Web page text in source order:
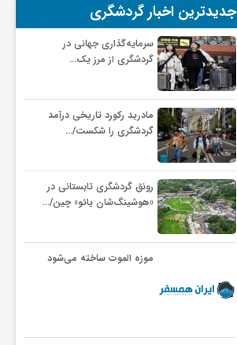
جدیدترین اخبار گردشگری
سرمایه‌گذاری جهانی در
گردشگری از مرز یک…
مادرید رکورد تاریخی درآمد
گردشگری را شکست/…
رونق گردشگری تابستانی در
«هوشینگ‌شان یائو» چین/…
موزه الموت ساخته می‌شود